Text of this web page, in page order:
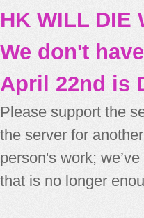
HK WILL DIE
We don't
April 22nd is
Please support the
the server for
person's work;
that is no longer